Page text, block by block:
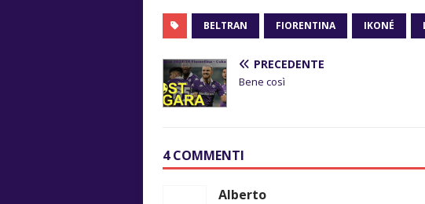
BELTRAN FIORENTINA IKONÉ
PRECEDENTE
Bene così
4 COMMENTI
Alberto